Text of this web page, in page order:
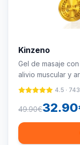
Kinzeno
Gel de masaje
alivio muscular y
4.5 · 743
49.90€32.90